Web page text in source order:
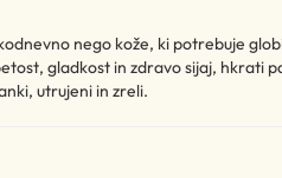
nego kože, ki potrebuje
gladkost in zdravo sijaj, hkrati
utrujeni in zreli.